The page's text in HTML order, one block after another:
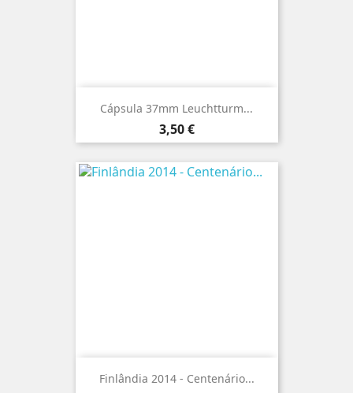
Cápsula 37mm Leuchtturm...
Preço
3,50 €
Finlândia 2014 - Centenário...